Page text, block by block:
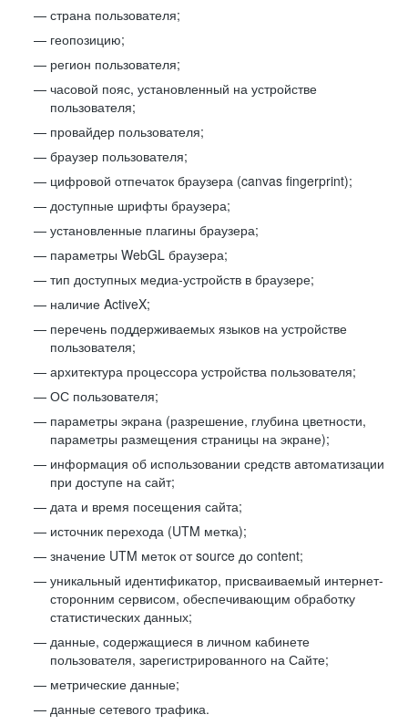
страна пользователя;
геопозицию;
регион пользователя;
часовой пояс, установленный на устройстве
пользователя;
провайдер пользователя;
браузер пользователя;
цифровой отпечаток браузера (canvas fingerprint);
доступные шрифты браузера;
установленные плагины браузера;
параметры WebGL браузера;
тип доступных медиа-устройств в браузере;
наличие ActiveX;
перечень поддерживаемых языков на устройстве
пользователя;
архитектура процессора устройства пользователя;
ОС пользователя;
параметры экрана (разрешение, глубина цветности,
параметры размещения страницы на экране);
информация об использовании средств автоматизации
при доступе на сайт;
дата и время посещения сайта;
источник перехода (UTM метка);
значение UTM меток от source до content;
уникальный идентификатор, присваиваемый интернет-
сторонним сервисом, обеспечивающим обработку
статистических данных;
данные, содержащиеся в личном кабинете
пользователя, зарегистрированного на Сайте;
метрические данные;
данные сетевого трафика.